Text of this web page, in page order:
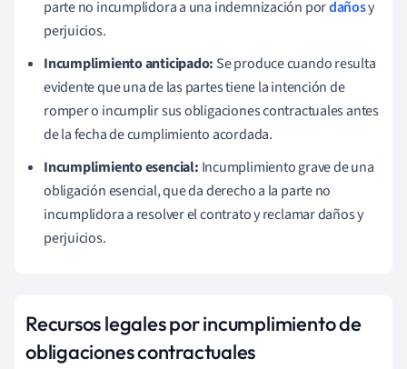
parte no incumplidora a una indemnización pordañosy
perjuicios.
Incumplimiento anticipado: Se produce cuando resulta
evidente que una de las partes tiene la intención de
romper o incumplir sus obligaciones contractuales antes
de la fecha de cumplimiento acordada.
Incumplimiento esencial: Incumplimiento grave de una
obligación esencial, que da derecho a la parte no
incumplidora a resolver el contrato y reclamar daños y
perjuicios.
Recursos legales por incumplimiento de
obligaciones contractuales